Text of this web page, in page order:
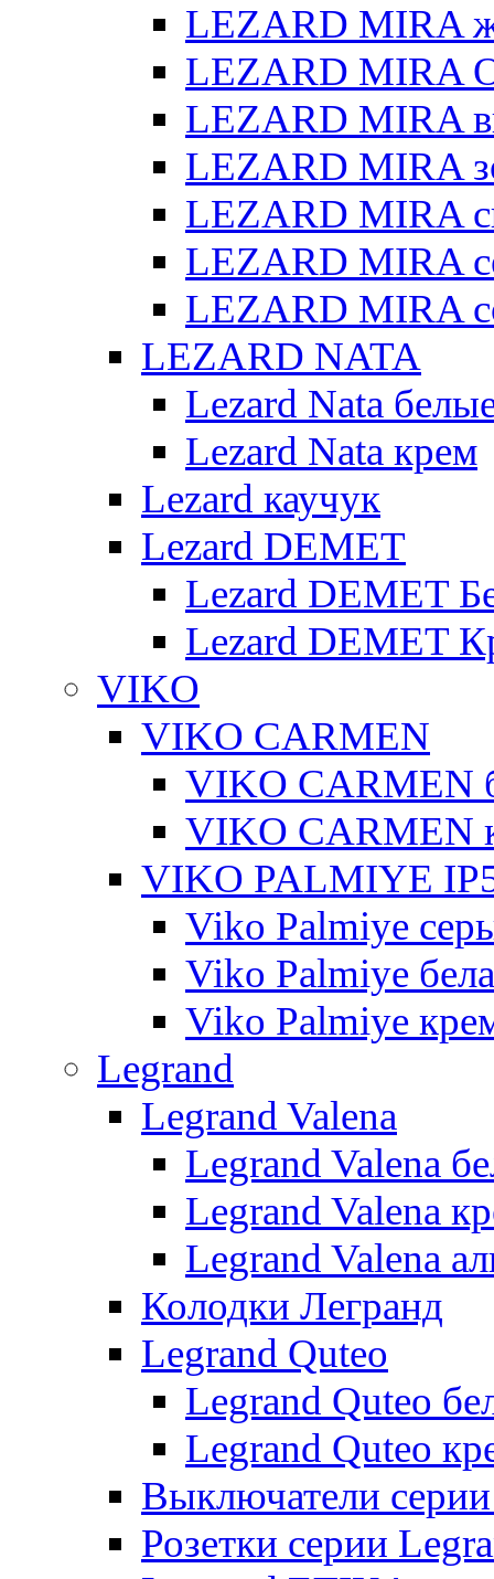
LEZARD MIRA
LEZARD MIRA
LEZARD MIRA
LEZARD MIRA
LEZARD MIRA
LEZARD MIRA
LEZARD MIRA
LEZARD NATA
Lezard Nata
Lezard Nata крем
Lezard каучук
Lezard DEMET
Lezard DEMET
Lezard DEMET
VIKO
VIKO CARMEN
VIKO CARMEN
VIKO CARMEN
VIKO PALMIYE
Viko Palmiye
Viko Palmiye
Viko Palmiye
Legrand
Legrand Valena
Legrand Valena
Legrand Valena
Legrand Valena
Колодки Легранд
Legrand Quteo
Legrand Quteo
Legrand Quteo
Выключатели
Розетки серии